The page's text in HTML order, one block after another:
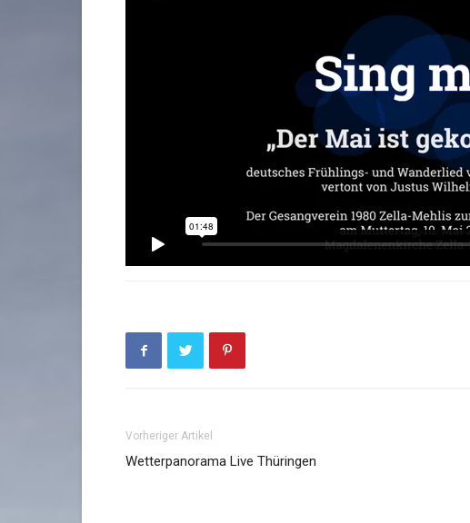
Vorheriger Artikel
Wetterpanorama Live Thüringen